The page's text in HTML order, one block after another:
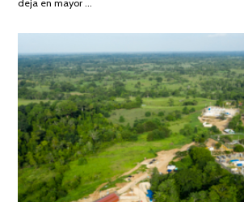
deja en mayor …